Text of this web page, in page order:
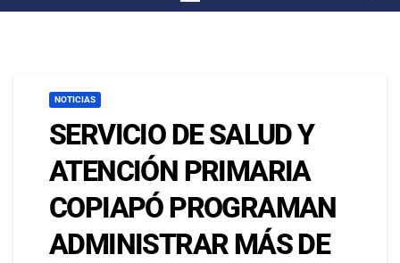
NOTICIAS
SERVICIO DE SALUD Y
ATENCIÓN PRIMARIA
COPIAPÓ PROGRAMAN
ADMINISTRAR MÁS DE